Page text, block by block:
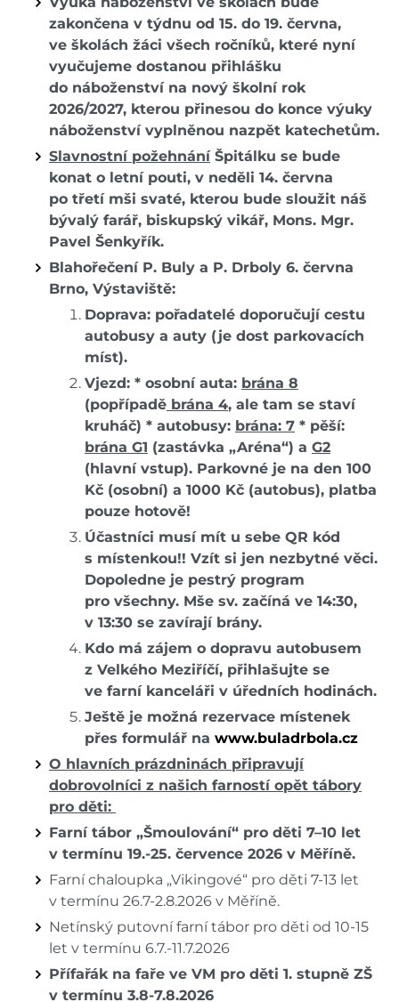
zakončena v týdnu od 15. do 19. června,
ve školách žáci všech ročníků, které nyní
vyučujeme dostanou přihlášku
do náboženství na nový školní rok
2026/2027, kterou přinesou do konce výuky
náboženství vyplněnou nazpět katechetům.
Slavnostní požehnáníŠpitálku se bude
konat o letní pouti, v neděli 14. června
po třetí mši svaté, kterou bude sloužit náš
bývalý farář, biskupský vikář, Mons. Mgr.
Pavel Šenkyřík.
Blahořečení P. Buly a P. Drboly 6. června
Brno, Výstaviště:
Doprava: pořadatelé doporučují cestu
autobusy a auty (je dost parkovacích
míst).
Vjezd: * osobní auta: brána 8
(popřípadě brána 4, ale tam se staví
kruháč) * autobusy: brána: 7 * pěší:
brána G1 (zastávka „Aréna“) a G2
(hlavní vstup). Parkovné je na den 100
Kč (osobní) a 1000 Kč (autobus), platba
pouze hotově!
Účastníci musí mít u sebe QR kód
s místenkou!! Vzít si jen nezbytné věci.
Dopoledne je pestrý program
pro všechny. Mše sv. začíná ve 14:30,
v 13:30 se zavírají brány.
Kdo má zájem o dopravu autobusem
z Velkého Meziříčí, přihlašujte se
ve farní kanceláři v úředních hodinách.
Ještě je možná rezervace místenek
přes formulář na www.buladrbola.cz
O hlavních prázdninách připravují
dobrovolníci z našich farností opět tábory
pro děti:
Farní tábor „Šmoulování“ pro děti 7–10 let
v termínu 19.-25. července 2026 v Měříně.
Farní chaloupka „Vikingové“ pro děti 7-13 let
v termínu 26.7-2.8.2026 v Měříně.
Netínský putovní farní tábor pro děti od 10-15
let v termínu 6.7.-11.7.2026
Přífařák na faře ve VM pro děti 1. stupně ZŠ
v termínu 3.8-7.8.2026